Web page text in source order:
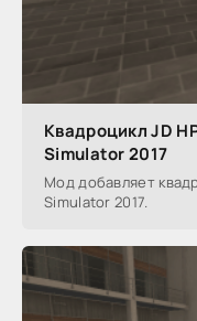
Квадроцикл JD
Simulator 2017
Мод добавляет
Simulator 2017.